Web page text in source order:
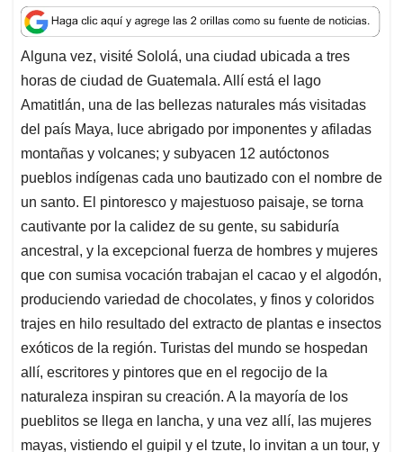
a
t
s
A
p
p
c
e
b
o
o
k
n
k
e
d
n
a
i
l
r
e
a
d
s
Alguna vez, visité Sololá, una ciudad ubicada a tres
horas de ciudad de Guatemala. Allí está el lago
Amatitlán, una de las bellezas naturales más visitadas
del país Maya, luce abrigado por imponentes y afiladas
montañas y volcanes; y subyacen 12 autóctonos
pueblos indígenas cada uno bautizado con el nombre de
un santo. El pintoresco y majestuoso paisaje, se torna
cautivante por la calidez de su gente, su sabiduría
ancestral, y la excepcional fuerza de hombres y mujeres
que con sumisa vocación trabajan el cacao y el algodón,
produciendo variedad de chocolates, y finos y coloridos
trajes en hilo resultado del extracto de plantas e insectos
exóticos de la región. Turistas del mundo se hospedan
allí, escritores y pintores que en el regocijo de la
naturaleza inspiran su creación. A la mayoría de los
pueblitos se llega en lancha, y una vez allí, las mujeres
mayas, vistiendo el guipil y el tzute, lo invitan a un tour, y